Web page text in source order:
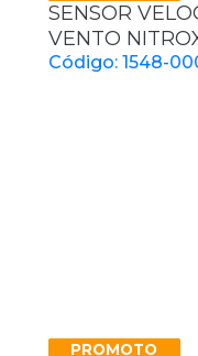
SENSOR
VENTO
Código: 1548-
PROMOTO